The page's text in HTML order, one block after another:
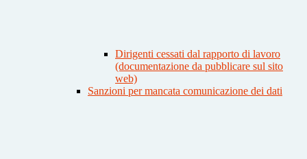
Dirigenti cessati dal rapporto di lavoro
(documentazione da pubblicare sul sito
web)
Sanzioni per mancata comunicazione dei dati